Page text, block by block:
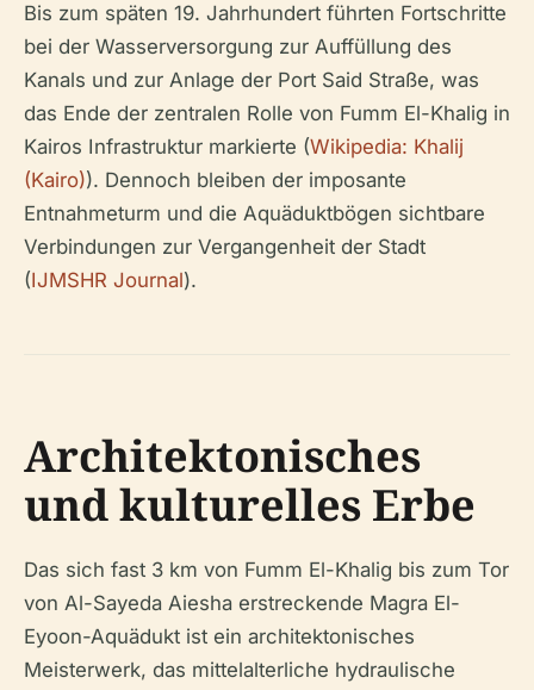
Bis zum späten 19. Jahrhundert führten Fortschritte
bei der Wasserversorgung zur Auffüllung des
Kanals und zur Anlage der Port Said Straße, was
das Ende der zentralen Rolle von Fumm El-Khalig in
Kairos Infrastruktur markierte (Wikipedia: Khalij
(Kairo)). Dennoch bleiben der imposante
Entnahmeturm und die Aquäduktbögen sichtbare
Verbindungen zur Vergangenheit der Stadt
(IJMSHR Journal).
Architektonisches
und kulturelles Erbe
Das sich fast 3 km von Fumm El-Khalig bis zum Tor
von Al-Sayeda Aiesha erstreckende Magra El-
Eyoon-Aquädukt ist ein architektonisches
Meisterwerk, das mittelalterliche hydraulische